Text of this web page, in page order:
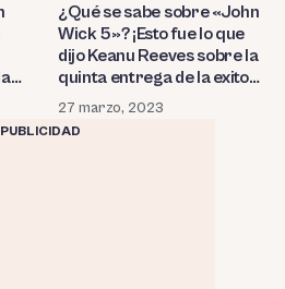
¿Qué se sabe sobre «John
Wick 5»? ¡Esto fue lo que
dijo Keanu Reeves sobre la
quinta entrega de la exitosa
saga de acción!
27 marzo, 2023
PUBLICIDAD